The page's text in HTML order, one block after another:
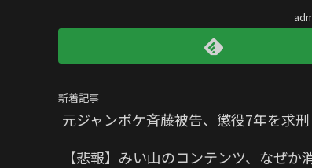
新着記事
元ジャンポケ斉藤被告、懲役7年を求
【悲報】みい山のコンテンツ、なぜか